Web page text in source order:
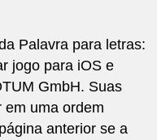
Palavra para letras:
jogo para iOS e
GmbH. Suas
em uma ordem
anterior se a